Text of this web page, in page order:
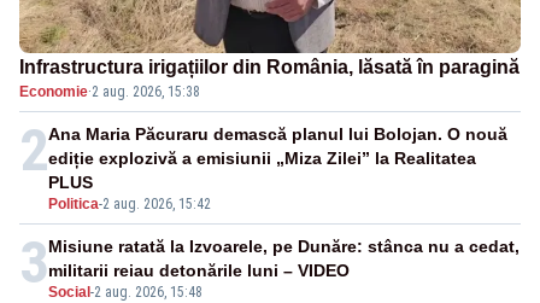
Infrastructura irigațiilor din România, lăsată în paragină
Economie·2 aug. 2026, 15:38
2
Politica-2 aug. 2026, 15:42
Ana Maria Păcuraru demască planul lui Bolojan. O nouă
ediție explozivă a emisiunii „Miza Zilei” la Realitatea
PLUS
3Social -2 aug. 2026, 15:48
Misiune ratată la Izvoarele, pe Dunăre: stânca nu a cedat,
militarii reiau detonările luni – VIDEO